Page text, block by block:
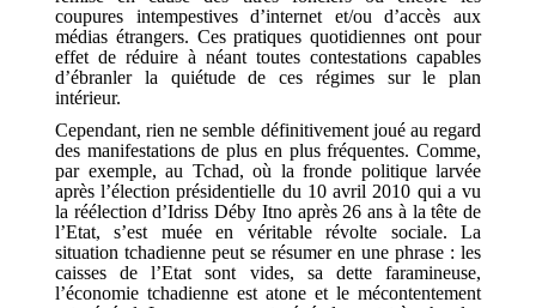
coupures intempestives d’internet et/ou d’accès aux
médias étrangers. Ces pratiques quotidiennes ont pour
effet de réduire à néant toutes contestations capables
d’ébranler la quiétude de ces régimes sur le plan
intérieur.
Cependant, rien ne semble définitivement joué au regard
des manifestations de plus en plus fréquentes. Comme,
par exemple, au Tchad, où la fronde politique larvée
après l’élection présidentielle du 10 avril 2010 qui a vu
la réélection d’Idriss Déby Itno après 26 ans à la tête de
l’Etat, s’est muée en véritable révolte sociale. La
situation tchadienne peut se résumer en une phrase : les
caisses de l’Etat sont vides, sa dette faramineuse,
l’économie tchadienne est atone et le mécontentement